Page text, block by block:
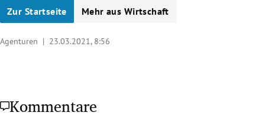
Zur Startseite Mehr aus Wirtschaft
Agenturen | 23.03.2021, 8:56
Kommentare